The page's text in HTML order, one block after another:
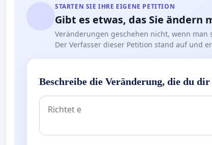
STARTEN SIE IHRE EIGENE PETITION
Gibt es etwas, das Sie ändern
Veränderungen geschehen nicht, wenn man
Der Verfasser dieser Petition stand auf und
Beschreibe die Veränderung, die du dir